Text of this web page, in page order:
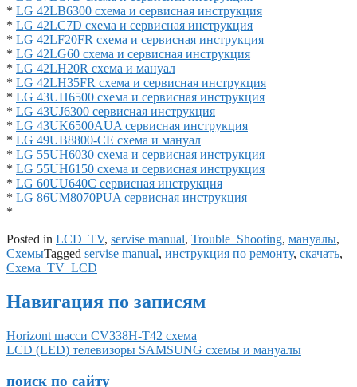
* LG 42LB6300 схема и сервисная инструкция
* LG 42LC7D схема и сервисная инструкция
* LG 42LF20FR схема и сервисная инструкция
* LG 42LG60 схема и сервисная инструкция
* LG 42LH20R схема и мануал
* LG 42LH35FR схема и сервисная инструкция
* LG 43UH6500 схема и сервисная инструкция
* LG 43UJ6300 сервисная инструкция
* LG 43UK6500AUA сервисная инструкция
* LG 49UB8800-CE схема и мануал
* LG 55UH6030 схема и сервисная инструкция
* LG 55UH6150 схема и сервисная инструкция
* LG 60UU640C сервисная инструкция
* LG 86UM8070PUA сервисная инструкция
*
Posted in LCD_TV, servise manual, Trouble_Shooting, мануалы,
СхемыTagged servise manual, инструкция по ремонту, скачать,
Схема_TV_LCD
Навигация по записям
Horizont шасси CV338H-T42 схема
LCD (LED) телевизоры SAMSUNG схемы и мануалы
поиск по сайту